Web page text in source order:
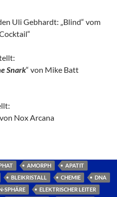
Uli Gebhardt: „Blind“ vom
Snark“ von Mike Batt
Nox Arcana
AMORPH
APATIT
BLEIKRISTALL CHEMIE
DNA
SPHÄRE
ELEKTRISCHER LEITER